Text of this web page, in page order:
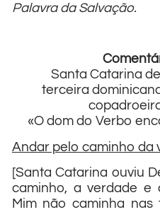
Palavra da Salvação.
Santa Catarina
terceira
«O dom do Verbo
Andar pelo caminho da
[Santa Catarina ouviu
caminho, a verdade e
Mim não caminha nas